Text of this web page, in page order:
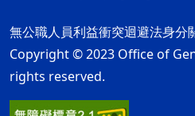
無公職人員利益衝突迴避法身分
Copyright © 2023 Office of
rights reserved.